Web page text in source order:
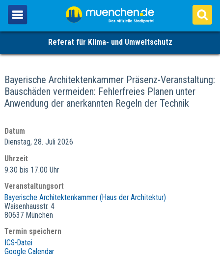
Referat für Klima- und Umweltschutz
Bayerische Architektenkammer Präsenz-Veranstaltung:
Bauschäden vermeiden: Fehlerfreies Planen unter
Anwendung der anerkannten Regeln der Technik
Datum
Dienstag, 28. Juli 2026
Uhrzeit
9.30 bis 17.00 Uhr
Veranstaltungsort
Bayerische Architektenkammer (Haus der Architektur)
Waisenhausstr. 4
80637 München
Termin speichern
ICS-Datei
Google Calendar